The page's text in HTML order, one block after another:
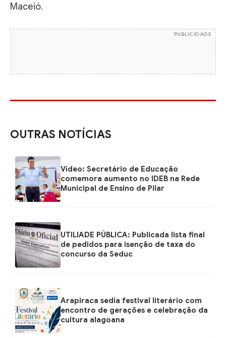
Maceió.
PUBLICIDADE
OUTRAS NOTÍCIAS
Vídeo: Secretário de Educação
comemora aumento no IDEB na Rede
Municipal de Ensino de Pilar
UTILIADE PÚBLICA: Publicada lista final
de pedidos para isenção de taxa do
concurso da Seduc
Arapiraca sedia festival literário com
encontro de gerações e celebração da
cultura alagoana